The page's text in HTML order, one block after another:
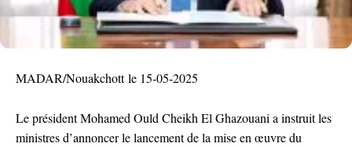
MADAR/Nouakchott le 15-05-2025
Le président Mohamed Ould Cheikh El Ghazouani a instruit les
ministres d’annoncer le lancement de la mise en œuvre du